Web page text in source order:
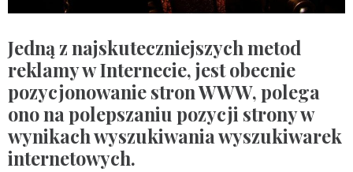
Jedną z najskuteczniejszych metod
reklamy w Internecie, jest obecnie
pozycjonowanie stron WWW, polega
ono na polepszaniu pozycji strony w
wynikach wyszukiwania wyszukiwarek
internetowych.